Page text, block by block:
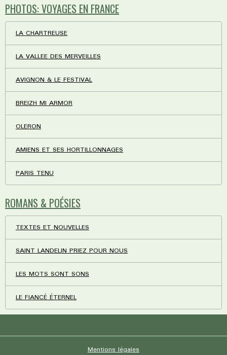
PHOTOS: VOYAGES EN FRANCE
LA CHARTREUSE
LA VALLEE DES MERVEILLES
AVIGNON & LE FESTIVAL
BREIZH MI ARMOR
OLERON
AMIENS ET SES HORTILLONNAGES
PARIS TENU
ROMANS & POÉSIES
TEXTES ET NOUVELLES
SAINT LANDELIN PRIEZ POUR NOUS
LES MOTS SONT SONS
LE FIANCÉ ÉTERNEL
Mentions légales